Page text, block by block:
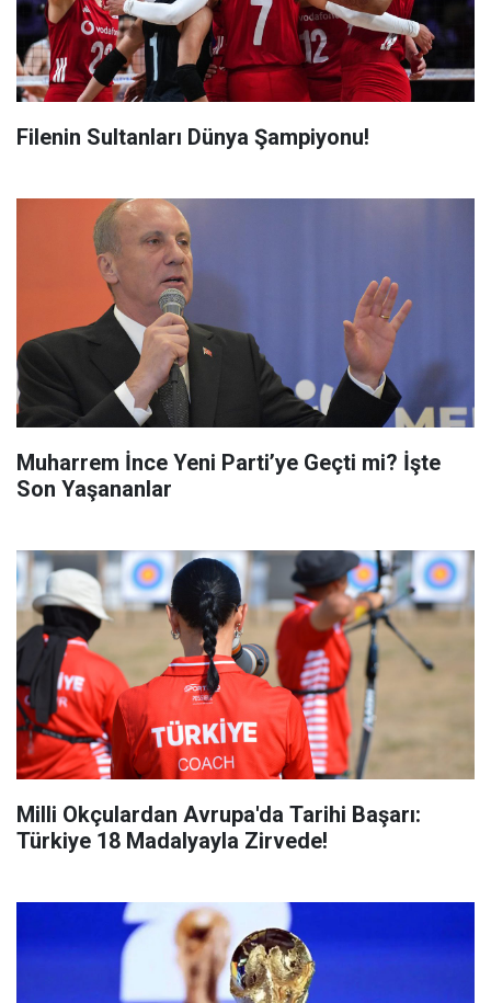
Filenin Sultanları Dünya Şampiyonu!
Muharrem İnce Yeni Parti’ye Geçti mi? İşte
Son Yaşananlar
Milli Okçulardan Avrupa'da Tarihi Başarı:
Türkiye 18 Madalyayla Zirvede!